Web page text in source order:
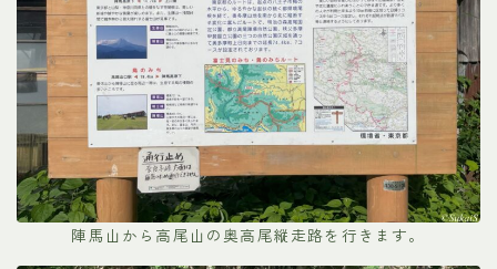
陣馬山から高尾山の奥高尾縦走路を行きます。